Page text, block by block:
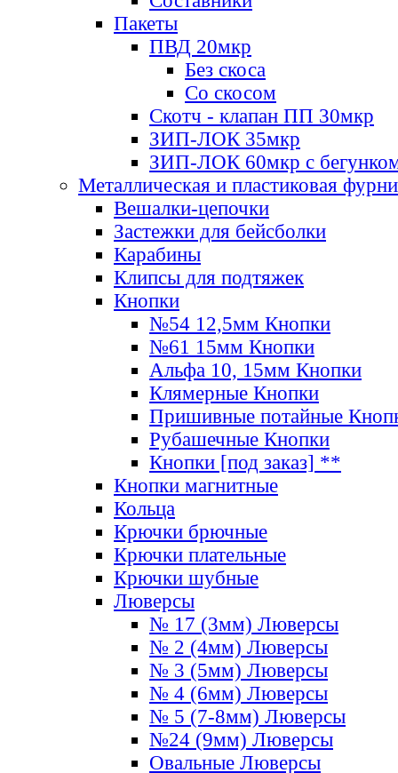
Пакеты
ПВД 20мкр
Без скоса
Со скосом
Скотч - клапан ПП 30мкр
ЗИП-ЛОК 35мкр
ЗИП-ЛОК 60мкр с
Металлическая и пластиковая
Вешалки-цепочки
Застежки для бейсболки
Карабины
Клипсы для подтяжек
Кнопки
№54 12,5мм Кнопки
№61 15мм Кнопки
Альфа 10, 15мм Кнопки
Клямерные Кнопки
Пришивные потайные
Рубашечные Кнопки
Кнопки [под заказ] **
Кнопки магнитные
Кольца
Крючки брючные
Крючки плательные
Крючки шубные
Люверсы
№ 17 (3мм) Люверсы
№ 2 (4мм) Люверсы
№ 3 (5мм) Люверсы
№ 4 (6мм) Люверсы
№ 5 (7-8мм) Люверсы
№24 (9мм) Люверсы
Овальные Люверсы